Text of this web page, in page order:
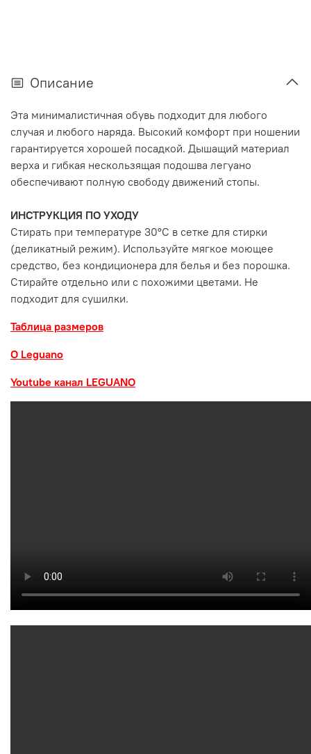
Описание
Эта минималистичная обувь подходит для любого
случая и любого наряда. Высокий комфорт при ношении
гарантируется хорошей посадкой. Дышащий материал
верха и гибкая нескользящая подошва легуано
обеспечивают полную свободу движений стопы.
ИНСТРУКЦИЯ ПО УХОДУ
Стирать при температуре 30°С в сетке для стирки
(деликатный режим). Используйте мягкое моющее
средство, без кондиционера для белья и без порошка.
Стирайте отдельно или с похожими цветами. Не
подходит для сушилки.
Таблица размеров
О Leguano
Youtube канал LEGUANO